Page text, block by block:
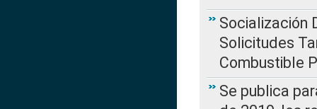
Socialización
Solicitudes
Combustible
Se publica